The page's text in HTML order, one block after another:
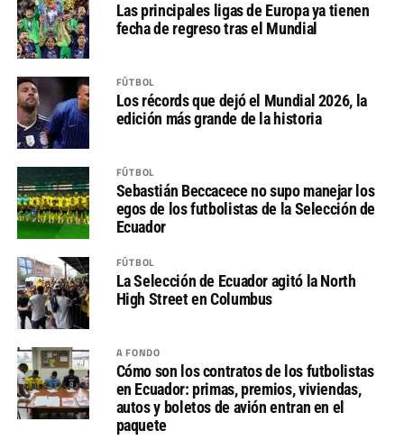
Las principales ligas de Europa ya tienen
fecha de regreso tras el Mundial
FÚTBOL
Los récords que dejó el Mundial 2026, la
edición más grande de la historia
FÚTBOL
Sebastián Beccacece no supo manejar los
egos de los futbolistas de la Selección de
Ecuador
FÚTBOL
La Selección de Ecuador agitó la North
High Street en Columbus
A FONDO
Cómo son los contratos de los futbolistas
en Ecuador: primas, premios, viviendas,
autos y boletos de avión entran en el
paquete